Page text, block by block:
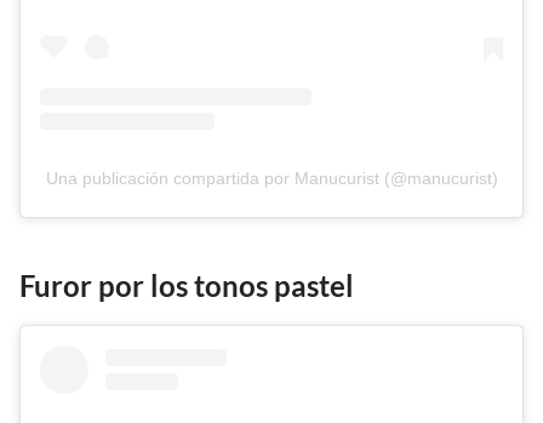
Una publicación compartida por Manucurist (@manucurist)
Furor por los tonos pastel